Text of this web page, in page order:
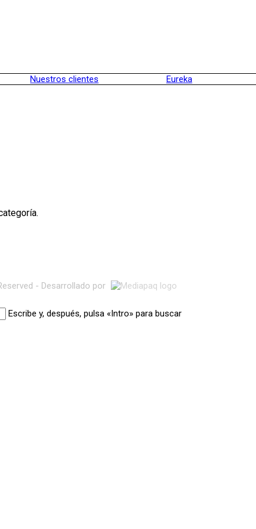
Nuestros clientes Eureka
- Desarrollado por
Escribe y, después, pulsa «Intro» para buscar